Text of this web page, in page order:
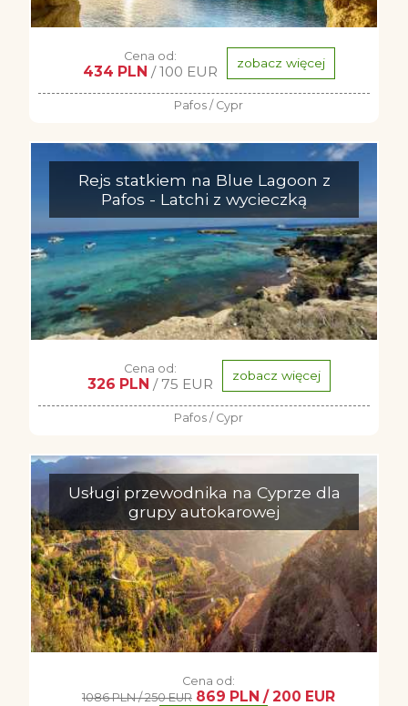
Cena od:
434 PLN / 100 EUR zobacz więcej
Pafos / Cypr
Rejs statkiem na Blue Lagoon z
Pafos - Latchi z wycieczką
Cena od:
326 PLN / 75 EUR zobacz więcej
Pafos / Cypr
Usługi przewodnika na Cyprze dla
grupy autokarowej
Cena od:
1086 PLN / 250 EUR 869 PLN / 200 EUR